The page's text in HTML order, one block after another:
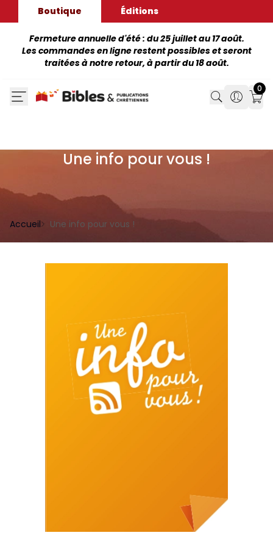
Boutique Éditions
Fermeture annuelle d'été : du 25 juillet au 17 août.
Les commandes en ligne restent possibles et seront
traitées à notre retour, à partir du 18 août.
Search
Search
0
Une info pour vous !
Accueil Une info pour vous !